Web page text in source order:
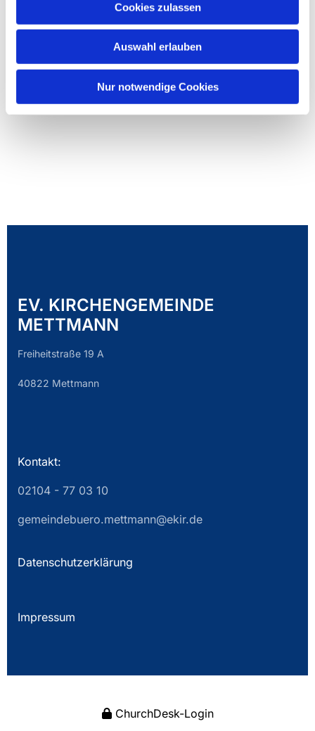
Cookies zulassen
Auswahl erlauben
Nur notwendige Cookies
EV. KIRCHENGEMEINDE
METTMANN
Freiheitstraße 19 A
40822 Mettmann
Kontakt:
02104 - 77 03 10
gemeindebuero.mettmann@ekir.de
Datenschutzerklärung
Impressum
ChurchDesk-Login